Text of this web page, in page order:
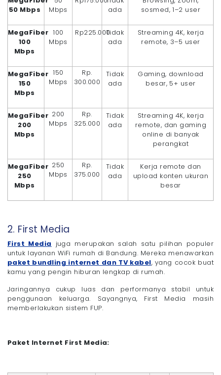
50 Mbps
Mbps
ada
sosmed, 1–2 user
MegaFiber
100
Mbps
100
Mbps
Rp225.000Tidak
ada
Streaming 4K, kerja
remote, 3–5 user
MegaFiber
150
Mbps
150
Mbps
Rp.
300.000
Tidak
ada
Gaming, download
besar, 5+ user
MegaFiber
200
Mbps
200
Mbps
Rp.
325.000
Tidak
ada
Streaming 4K, kerja
remote, dan gaming
online di banyak
perangkat
MegaFiber
250
Mbps
250
Mbps
Rp.
375.000
Tidak
ada
Kerja remote dan
upload konten ukuran
besar
2. First Media
First Media juga merupakan salah satu pilihan populer
untuk layanan WiFi rumah di Bandung. Mereka menawarkan
paket bundling internet dan TV kabel, yang cocok buat
kamu yang pengin hiburan lengkap di rumah.
Jaringannya cukup luas dan performanya stabil untuk
penggunaan keluarga. Sayangnya, First Media masih
memberlakukan sistem FUP.
Paket Internet First Media: